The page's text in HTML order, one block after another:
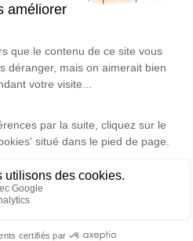
Déroulé
Le
Église